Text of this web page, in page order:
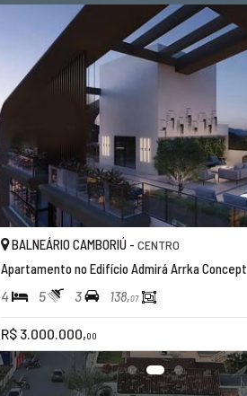
BALNEÁRIO CAMBORIÚ -CENTRO
Apartamento no Edifício Admirá Arrka Concept
4 5 3 138,07
R$ 3.000.000,00